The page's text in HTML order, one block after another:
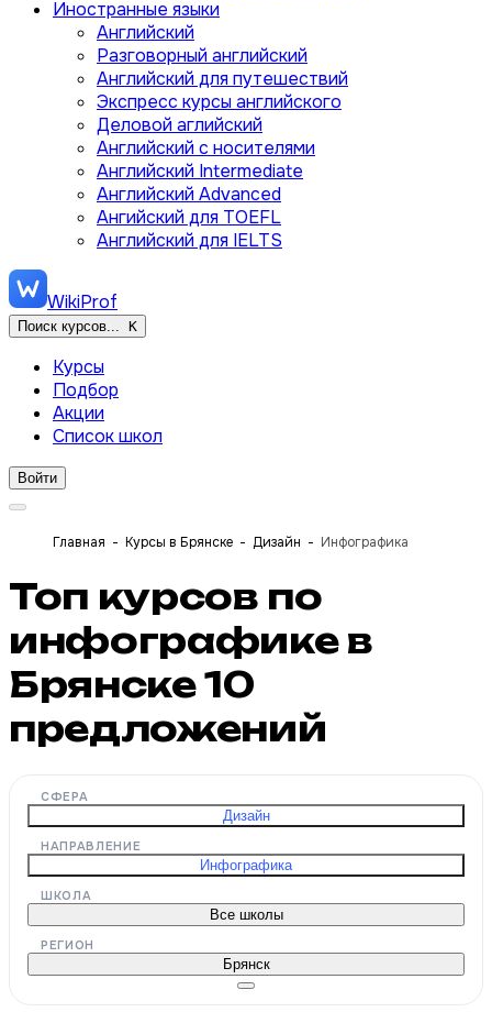
Иностранные языки
Английский
Разговорный английский
Английский для путешествий
Экспресс курсы английского
Деловой аглийский
Английский с носителями
Английский Intermediate
Английский Advanced
Ангийский для TOEFL
Английский для IELTS
WikiProf
Поиск курсов... K
Курсы
Подбор
Акции
Список школ
Войти
Главная Курсы в Брянске Дизайн Инфографика
Топ курсов по
инфографике в
Брянске10
предложений
СФЕРА
Дизайн
НАПРАВЛЕНИЕ
Инфографика
ШКОЛА
Все школы
РЕГИОН
Брянск